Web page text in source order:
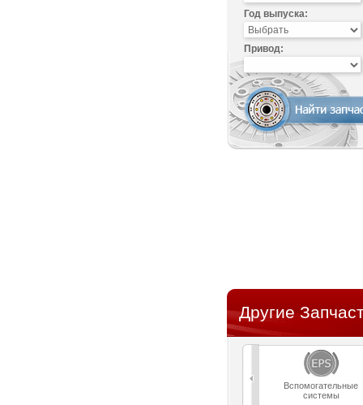
Год выпуска:
Привод:
Другие
Вспомогательные
системы